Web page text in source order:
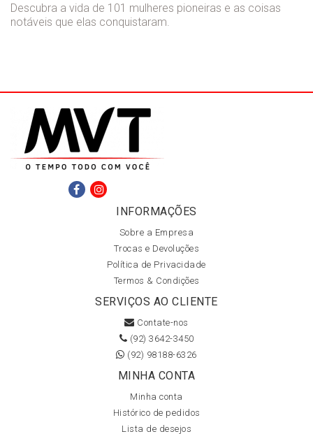
Descubra a vida de 101 mulheres pioneiras e as coisas
notáveis que elas conquistaram.
INFORMAÇÕES
Sobre a Empresa
Trocas e Devoluções
Política de Privacidade
Termos & Condições
SERVIÇOS AO CLIENTE
Contate-nos
(92) 3642-3450
(92) 98188-6326
MINHA CONTA
Minha conta
Histórico de pedidos
Lista de desejos